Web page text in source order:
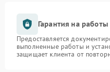
Гарантия на работы
Предоставляется
выполненные работы и
защищает клиента от